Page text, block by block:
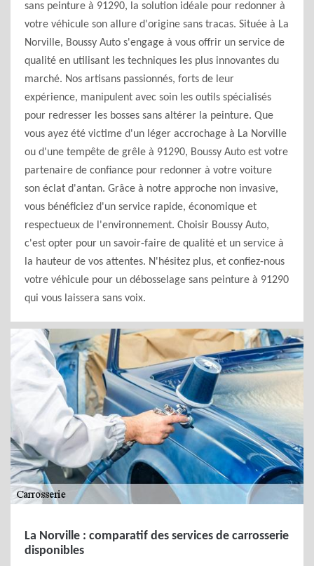
sans peinture à 91290, la solution idéale pour redonner à
votre véhicule son allure d'origine sans tracas. Située à La
Norville, Boussy Auto s'engage à vous offrir un service de
qualité en utilisant les techniques les plus innovantes du
marché. Nos artisans passionnés, forts de leur
expérience, manipulent avec soin les outils spécialisés
pour redresser les bosses sans altérer la peinture. Que
vous ayez été victime d'un léger accrochage à La Norville
ou d'une tempête de grêle à 91290, Boussy Auto est votre
partenaire de confiance pour redonner à votre voiture
son éclat d'antan. Grâce à notre approche non invasive,
vous bénéficiez d'un service rapide, économique et
respectueux de l'environnement. Choisir Boussy Auto,
c'est opter pour un savoir-faire de qualité et un service à
la hauteur de vos attentes. N'hésitez plus, et confiez-nous
votre véhicule pour un débosselage sans peinture à 91290
qui vous laissera sans voix.
La Norville : comparatif des services de carrosserie
disponibles